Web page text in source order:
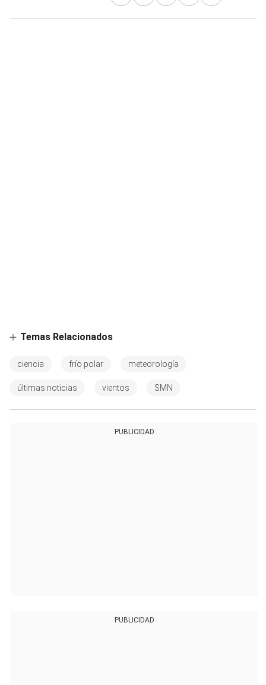
Temas Relacionados
ciencia frío polar meteorología
últimas noticias vientos SMN
PUBLICIDAD
PUBLICIDAD